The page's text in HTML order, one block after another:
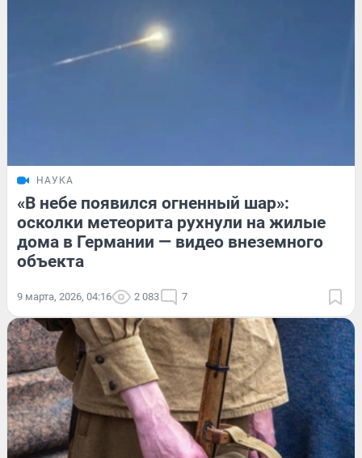
НАУКА
«В небе появился огненный шар»:
осколки метеорита рухнули на жилые
дома в Германии — видео внеземного
объекта
9 марта, 2026, 04:16 2 083 7